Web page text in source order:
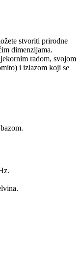
stvoriti prirodne
dimenzijama.
radom, svojom
i izlazom koji se